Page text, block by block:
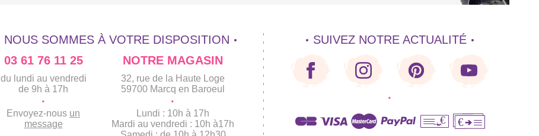
NOUS SOMMES À VOTRE DISPOSITION
03 61 76 11 25
du lundi au vendredi
de 9h à 17h
·
Envoyez-nous un
message
NOTRE MAGASIN
32, rue de la Haute Loge
59700 Marcq en Baroeul
·
Lundi : 10h à 17h
Mardi au vendredi : 10h à17h
SUIVEZ NOTRE ACTUALITÉ
·
€ €